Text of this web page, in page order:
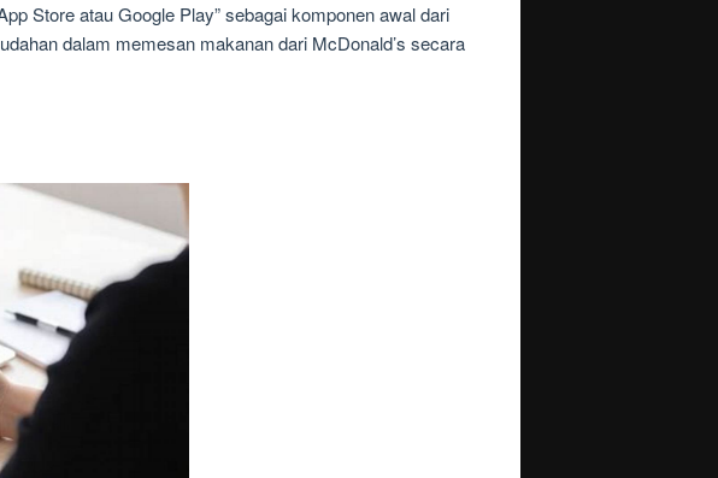
Store atau Google Play” sebagai komponen awal dari
dalam memesan makanan dari McDonald’s secara